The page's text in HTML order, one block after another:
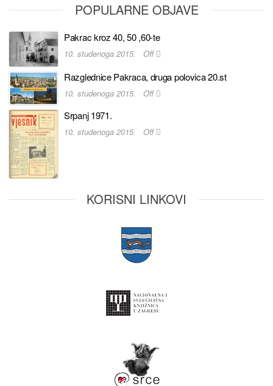
POPULARNE OBJAVE
Pakrac kroz 40, 50 ,60-te
10. studenoga 2015. Off
Razglednice Pakraca, druga polovica 20.st
10. studenoga 2015. Off
Srpanj 1971.
10. studenoga 2015. Off
KORISNI LINKOVI